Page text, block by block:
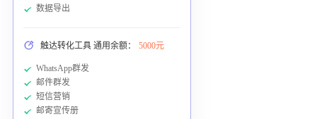
数据导出
触达转化工具 通用余额： 5000元
WhatsApp群发
邮件群发
短信营销
邮寄宣传册